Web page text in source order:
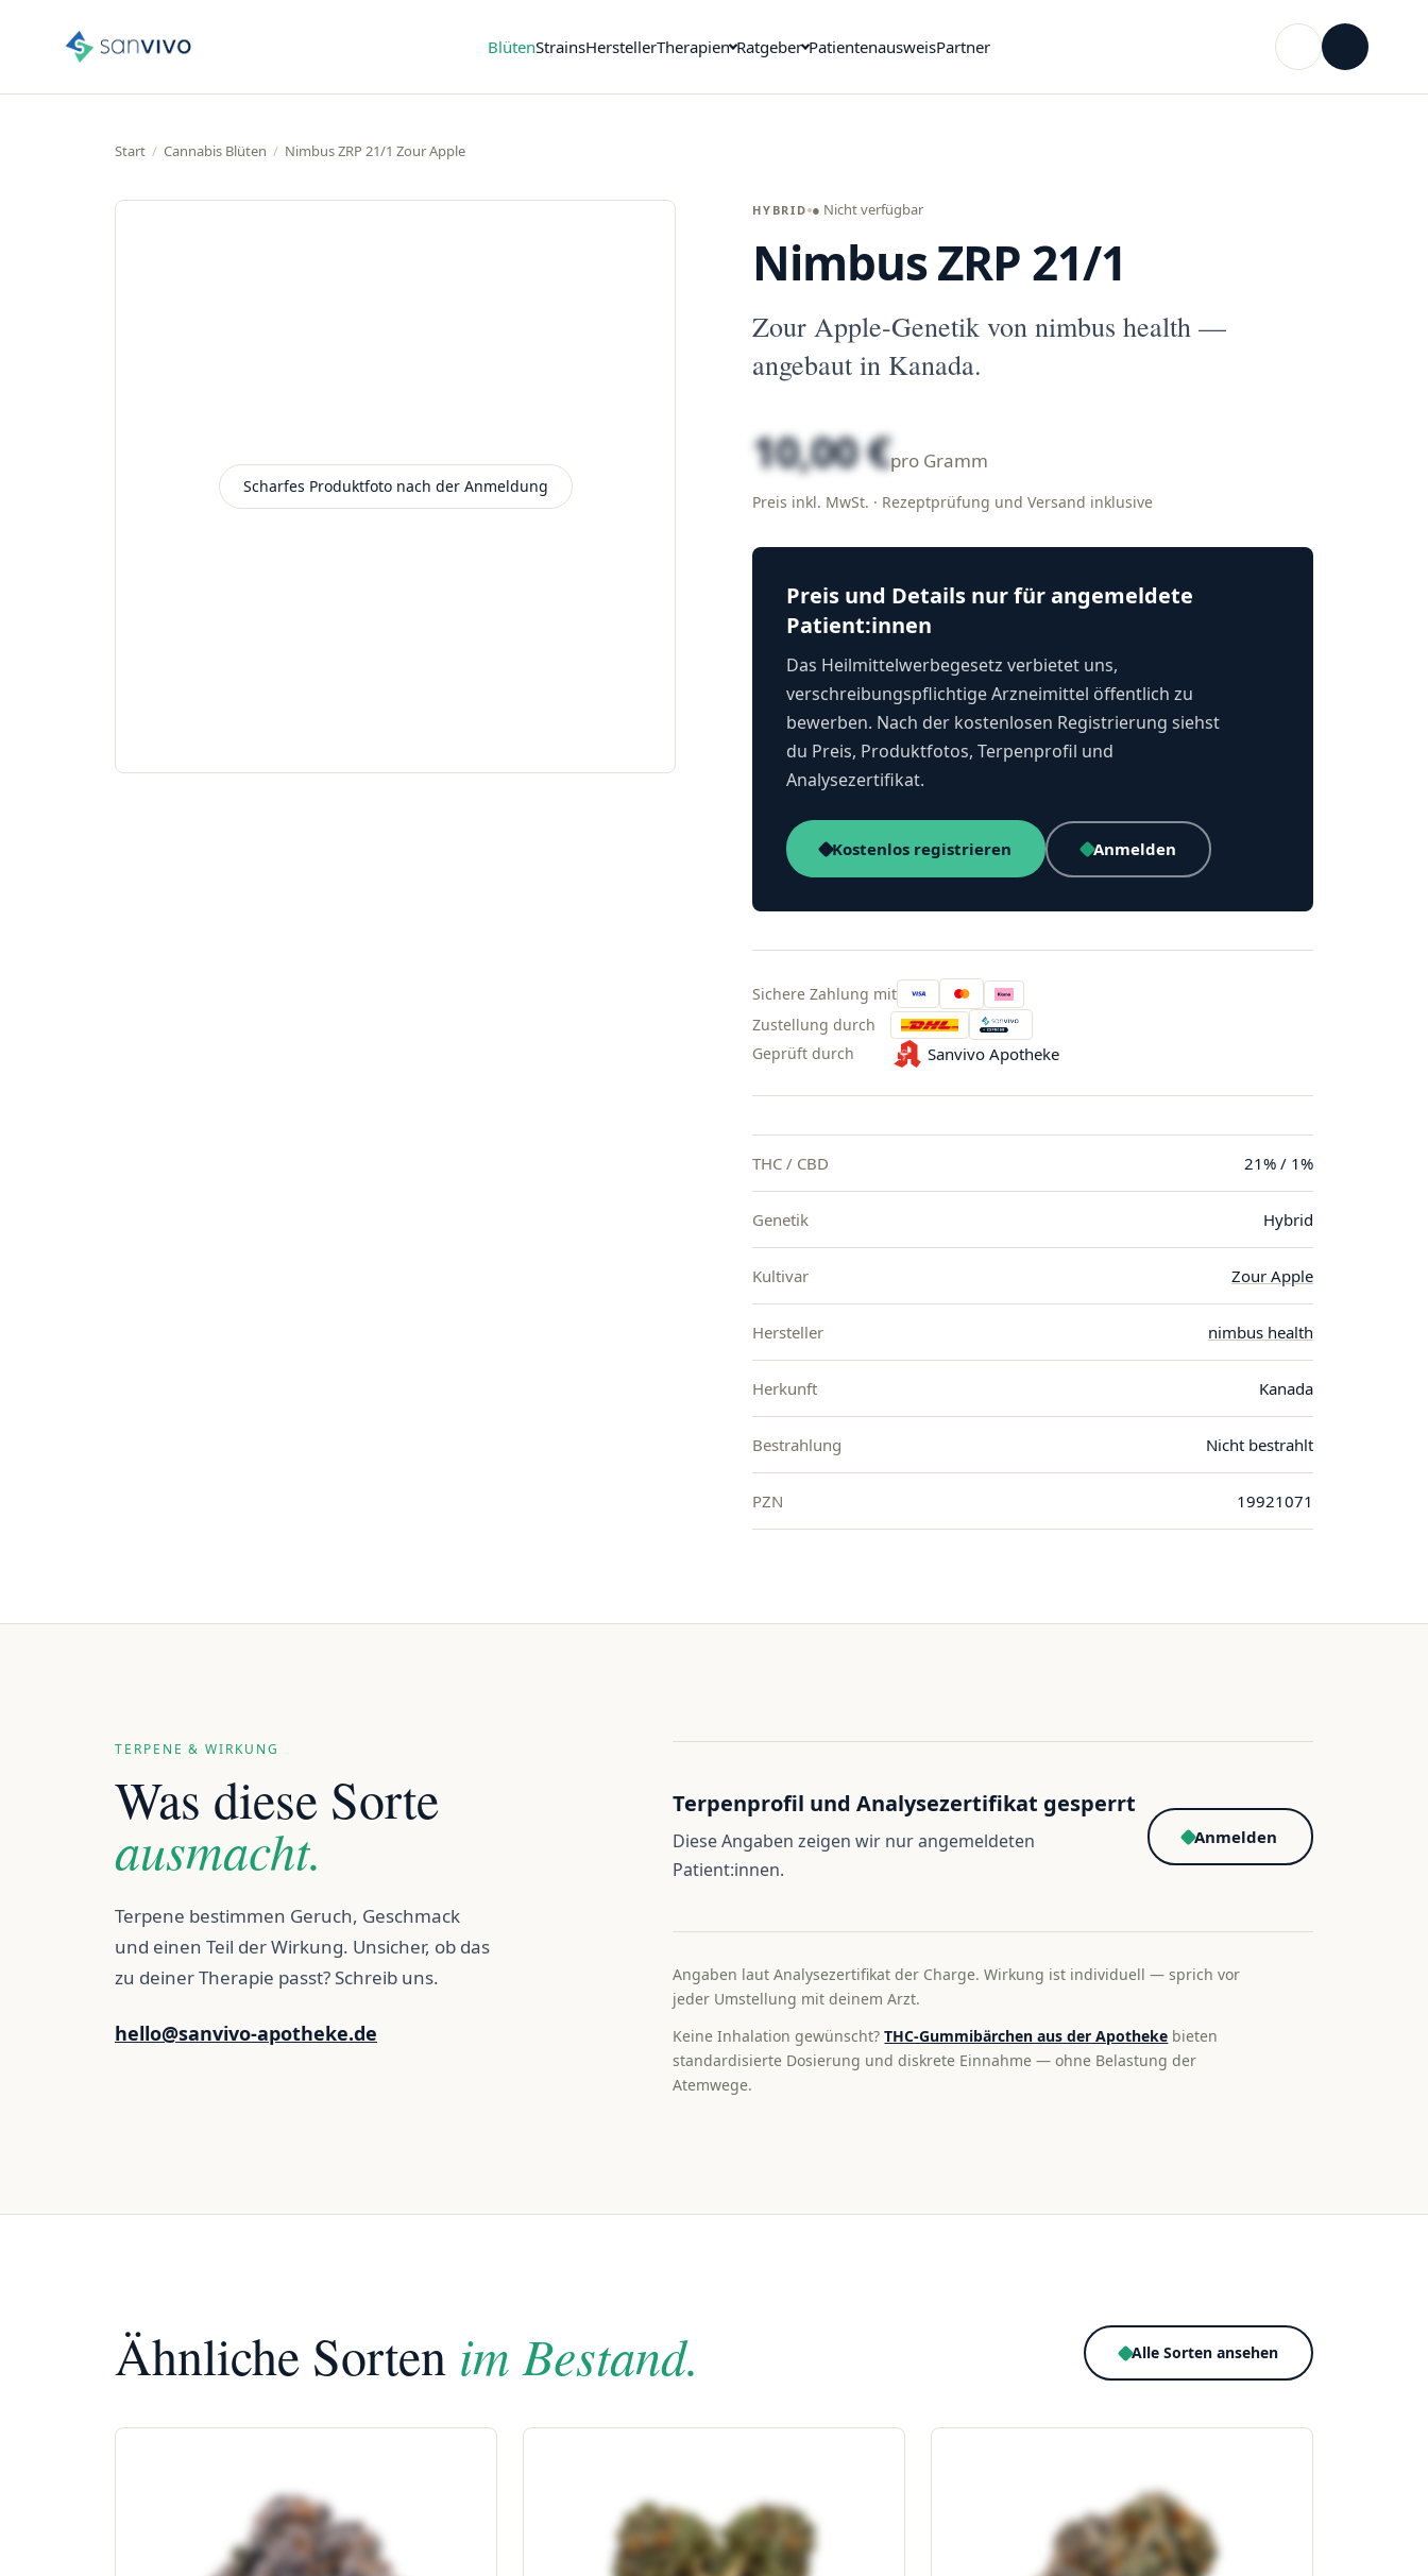
BlütenStrainsHerstellerTherapien Ratgeber PatientenausweisPartner
Start / Cannabis Blüten / Nimbus ZRP 21/1 Zour Apple
Scharfes Produktfoto nach der Anmeldung
HYBRID ● Nicht verfügbar
Nimbus ZRP 21/1
Zour Apple-Genetik von nimbus health —
angebaut in Kanada.
10,00 €pro Gramm
Preis inkl. MwSt. · Rezeptprüfung und Versand inklusive
Preis und Details nur für angemeldete
Patient:innen
Das Heilmittelwerbegesetz verbietet uns,
verschreibungspflichtige Arzneimittel öffentlich zu
bewerben. Nach der kostenlosen Registrierung siehst
du Preis, Produktfotos, Terpenprofil und
Analysezertifikat.
Kostenlos registrieren Anmelden
Sichere Zahlung mit
Zustellung durch
Geprüft durch
Sanvivo Apotheke
THC / CBD 21% / 1%
Genetik Hybrid
Kultivar Zour Apple
Hersteller nimbus health
Herkunft Kanada
Bestrahlung Nicht bestrahlt
PZN 19921071
TERPENE & WIRKUNG
Was diese Sorte
ausmacht.
Terpene bestimmen Geruch, Geschmack
und einen Teil der Wirkung. Unsicher, ob das
zu deiner Therapie passt? Schreib uns.
hello@sanvivo-apotheke.de
Terpenprofil und Analysezertifikat gesperrt
Diese Angaben zeigen wir nur angemeldeten
Patient:innen.
Anmelden
Angaben laut Analysezertifikat der Charge. Wirkung ist individuell — sprich vor
jeder Umstellung mit deinem Arzt.
Keine Inhalation gewünscht?THC-Gummibärchen aus der Apotheke bieten
standardisierte Dosierung und diskrete Einnahme — ohne Belastung der
Atemwege.
Ähnliche Sorten im Bestand. Alle Sorten ansehen